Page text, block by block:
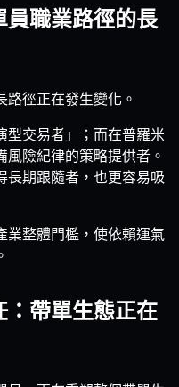
員職業路徑的長
徑正在發生變化。
型交易者」；而在普羅米
險紀律的策略提供者。
長期跟隨者，也更容易吸
業整體門檻，使依賴運氣
帶單生態正在